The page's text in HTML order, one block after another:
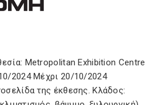
Metropolitan Exhibition Centre
2024 Μέχρι 20/10/2024
της έκθεσης. Κλάδος: